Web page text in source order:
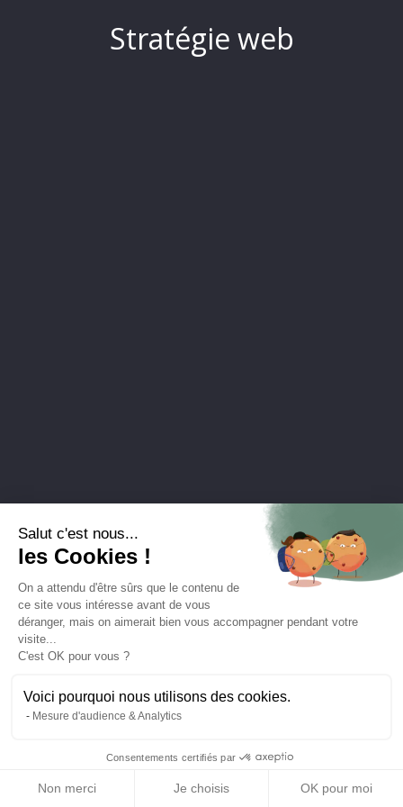
Stratégie web
Salut c'est nous...
les Cookies !
On a attendu d'être sûrs que le contenu de
ce site vous intéresse avant de vous
déranger, mais on aimerait bien vous accompagner pendant votre
visite...
C'est OK pour vous ?
Voici pourquoi nous utilisons des cookies.
Mesure d'audience & Analytics
Consentements certifiés par
Non merci Je choisis OK pour moi